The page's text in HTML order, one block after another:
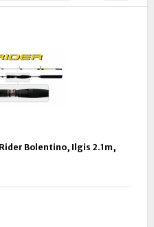
Rider Bolentino, Ilgis 2.1m,